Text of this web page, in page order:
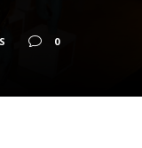
0